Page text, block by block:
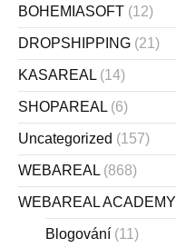
BOHEMIASOFT (12)
DROPSHIPPING (21)
KASAREAL (14)
SHOPAREAL (6)
Uncategorized (157)
WEBAREAL (868)
WEBAREAL ACADEMY
Blogování (11)